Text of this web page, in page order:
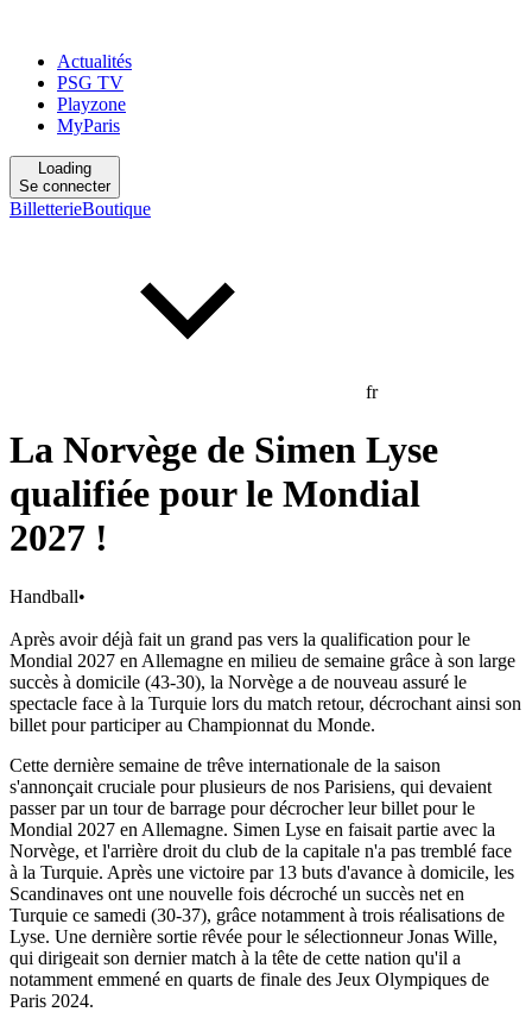
Actualités
PSG TV
Playzone
MyParis
Loading
Se connecter
BilletterieBoutique
fr
La Norvège de Simen Lyse
qualifiée pour le Mondial
2027 !
Handball•
Après avoir déjà fait un grand pas vers la qualification pour le
Mondial 2027 en Allemagne en milieu de semaine grâce à son large
succès à domicile (43-30), la Norvège a de nouveau assuré le
spectacle face à la Turquie lors du match retour, décrochant ainsi son
billet pour participer au Championnat du Monde.
Cette dernière semaine de trêve internationale de la saison
s'annonçait cruciale pour plusieurs de nos Parisiens, qui devaient
passer par un tour de barrage pour décrocher leur billet pour le
Mondial 2027 en Allemagne. Simen Lyse en faisait partie avec la
Norvège, et l'arrière droit du club de la capitale n'a pas tremblé face
à la Turquie. Après une victoire par 13 buts d'avance à domicile, les
Scandinaves ont une nouvelle fois décroché un succès net en
Turquie ce samedi (30-37), grâce notamment à trois réalisations de
Lyse. Une dernière sortie rêvée pour le sélectionneur Jonas Wille,
qui dirigeait son dernier match à la tête de cette nation qu'il a
notamment emmené en quarts de finale des Jeux Olympiques de
Paris 2024.